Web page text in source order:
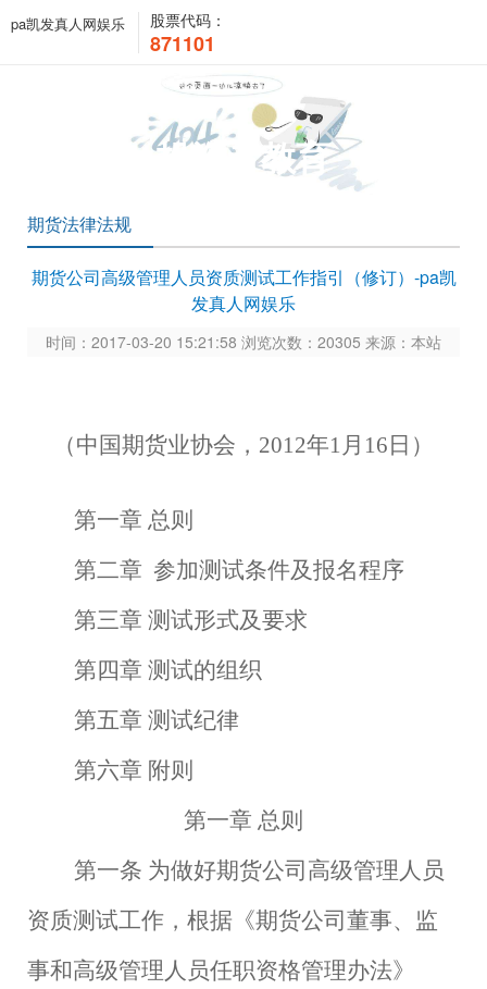
pa凯发真人网娱乐 股票代码：
871101
投资者教育
期货法律法规
期货公司高级管理人员资质测试工作指引（修订）-pa凯
发真人网娱乐
时间：2017-03-20 15:21:58 浏览次数：20305 来源：本站
（中国期货业协会， 2012年1月16日）
第一章 总则
第二章 参加测试条件及报名程序
第三章 测试形式及要求
第四章 测试的组织
第五章 测试纪律
第六章 附则
第一章 总则
第一条 为做好期货公司高级管理人员
资质测试工作，根据《期货公司董事、监
事和高级管理人员任职资格管理办法》